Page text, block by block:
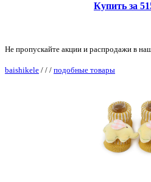
Купить за
Не пропускайте акции и распродажи в
baishikele / / / подобные товары